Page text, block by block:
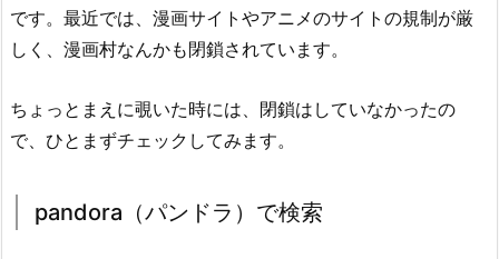
です。最近では、漫画サイトやアニメのサイトの規制が厳
しく、漫画村なんかも閉鎖されています。
ちょっとまえに覗いた時には、閉鎖はしていなかったの
で、ひとまずチェックしてみます。
pandora（パンドラ）で検索